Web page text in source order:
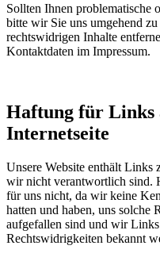
Sollten Ihnen problematische
bitte wir Sie uns umgehend
rechtswidrigen Inhalte
Kontaktdaten im Impressum.
Haftung für Links
Internetseite
Unsere Website enthält Links
wir nicht verantwortlich sind.
für uns nicht, da wir keine
hatten und haben, uns solche
aufgefallen sind und wir
Rechtswidrigkeiten bekannt